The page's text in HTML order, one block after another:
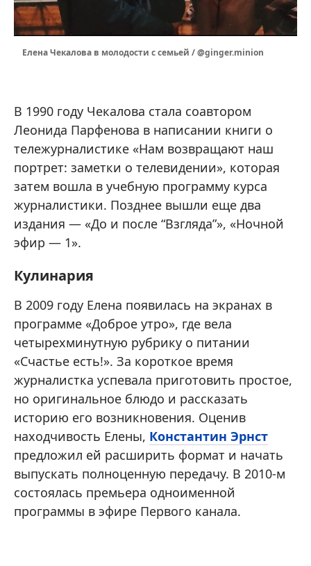
Елена Чекалова в молодости с семьей / @ginger.minion
В 1990 году Чекалова стала соавтором
Леонида Парфенова в написании книги о
тележурналистике «Нам возвращают наш
портрет: заметки о телевидении», которая
затем вошла в учебную программу курса
журналистики. Позднее вышли еще два
издания — «До и после “Взгляда”», «Ночной
эфир — 1».
Кулинария
В 2009 году Елена появилась на экранах в
программе «Доброе утро», где вела
четырехминутную рубрику о питании
«Счастье есть!». За короткое время
журналистка успевала приготовить простое,
но оригинальное блюдо и рассказать
историю его возникновения. Оценив
находчивость Елены, Константин Эрнст
предложил ей расширить формат и начать
выпускать полноценную передачу. В 2010-м
состоялась премьера одноименной
программы в эфире Первого канала.